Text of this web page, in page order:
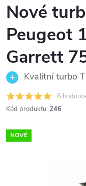
Nové
Peugeot
Garrett
Kvalitní turbo
6
Kód produktu: 246
NOVÉ